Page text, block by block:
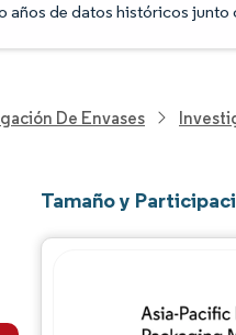
años de datos históricos
De Envases
Tamaño y